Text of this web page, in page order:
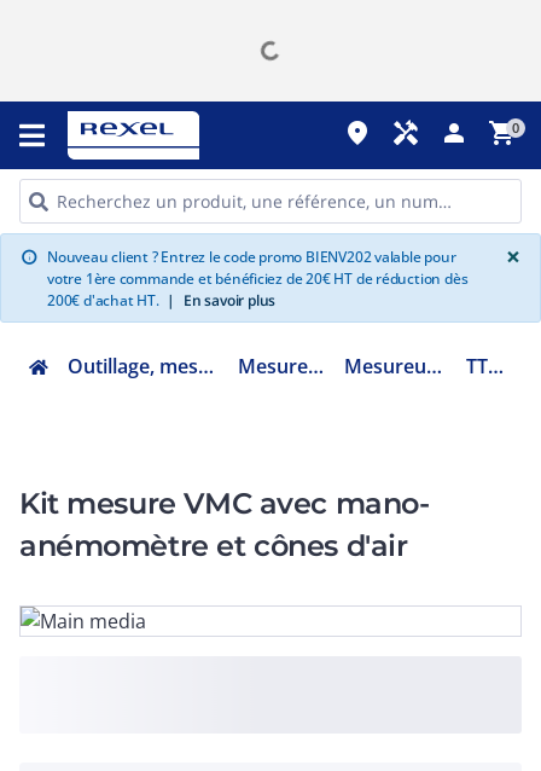
place handyman person shopping_cart0
info Nouveau client ? Entrez le code promo BIENV202 valable pour
votre 1ère commande et bénéficiez de 20€ HT de réduction dès
200€ d'achat HT. | En savoir plus
×
Outillage, mesure et fixation Mesure portable Mesureur physique TT8897CE
Kit mesure VMC avec mano-
anémomètre et cônes d'air